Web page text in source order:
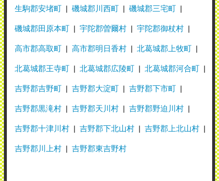
生駒郡安堵町 磯城郡川西町 磯城郡三宅町
磯城郡田原本町 宇陀郡曽爾村 宇陀郡御杖村
高市郡高取町 高市郡明日香村 北葛城郡上牧町
北葛城郡王寺町 北葛城郡広陵町 北葛城郡河合町
吉野郡吉野町 吉野郡大淀町 吉野郡下市町
吉野郡黒滝村 吉野郡天川村 吉野郡野迫川村
吉野郡十津川村 吉野郡下北山村 吉野郡上北山村
吉野郡川上村 吉野郡東吉野村